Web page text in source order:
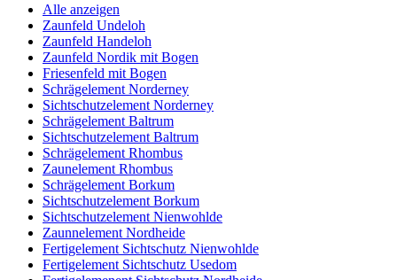
Alle anzeigen
Zaunfeld Undeloh
Zaunfeld Handeloh
Zaunfeld Nordik mit Bogen
Friesenfeld mit Bogen
Schrägelement Norderney
Sichtschutzelement Norderney
Schrägelement Baltrum
Sichtschutzelement Baltrum
Schrägelement Rhombus
Zaunelement Rhombus
Schrägelement Borkum
Sichtschutzelement Borkum
Sichtschutzelement Nienwohlde
Zaunnelement Nordheide
Fertigelement Sichtschutz Nienwohlde
Fertigelement Sichtschutz Usedom